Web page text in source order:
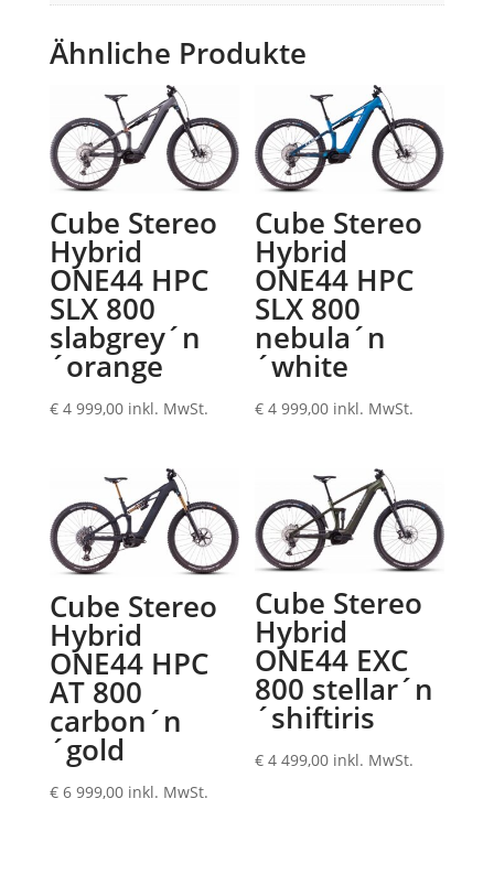
Ähnliche Produkte
Cube Stereo
Hybrid
ONE44 HPC
SLX 800
slabgrey´n
´orange
€4 999,00 inkl. MwSt.
Cube Stereo
Hybrid
ONE44 HPC
SLX 800
nebula´n
´white
€ 4 999,00 inkl. MwSt.
Cube Stereo
Hybrid
ONE44 HPC
AT 800
carbon´n
´gold
€6 999,00 inkl. MwSt.
Cube Stereo
Hybrid
ONE44 EXC
800 stellar´n
´shiftiris
€ 4 499,00 inkl. MwSt.